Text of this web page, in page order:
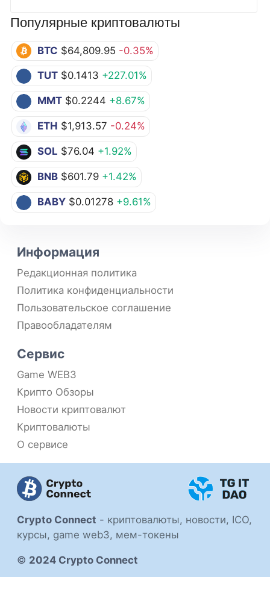
Популярные криптовалюты
BTC $64,809.95 -0.35%
TUT $0.1413 +227.01%
MMT $0.2244 +8.67%
ETH $1,913.57 -0.24%
SOL $76.04 +1.92%
BNB $601.79 +1.42%
BABY $0.01278 +9.61%
Crypto Connect - криптовалюты, новости, ICO,
курсы, game web3, мем-токены
© 2024 Crypto Connect
Информация
Редакционная политика
Политика конфиденциальности
Пользовательское соглашение
Правообладателям
Сервис
Game WEB3
Крипто Обзоры
Новости криптовалют
Криптовалюты
О сервисе